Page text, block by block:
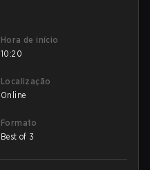
Hora de início
10:20
Localização
Online
Formato
Best of 3